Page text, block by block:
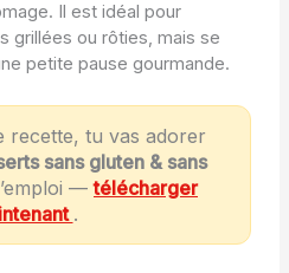
Il est idéal pour
grillées ou rôties, mais se
petite pause gourmande.
recette, tu vas adorer
sans gluten & sans
—télécharger
.